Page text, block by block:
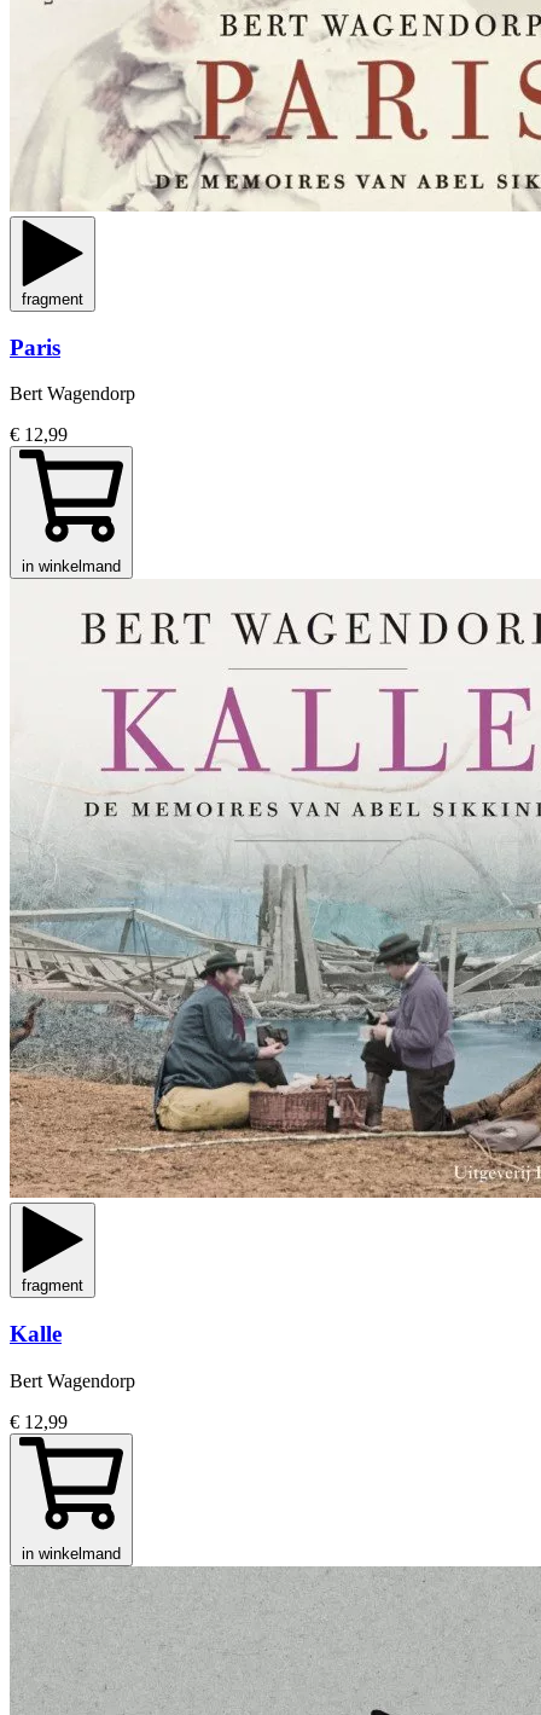
fragment
Paris
Bert Wagendorp
€ 12,99
in winkelmand
fragment
Kalle
Bert Wagendorp
€ 12,99
in winkelmand